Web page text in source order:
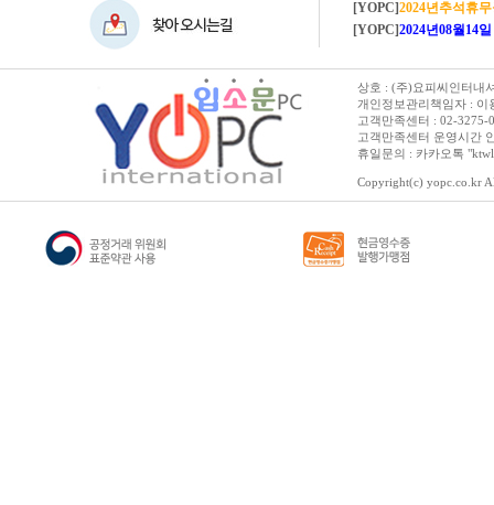
[YOPC]2024년추석휴
[YOPC]2024년08월14일 수요일 택
상호 : (주)요피씨인터내
개인정보관리책임자 : 이
고객만족센터 : 02-3275-
고객만족센터 운영시간
휴일문의 : 카카오톡
Copyright(c) yopc.co.kr